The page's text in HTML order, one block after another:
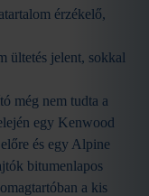
érzékelő,
ültetés jelent, sokkal
még nem tudta a
egy Kenwood
és egy Alpine
bitumenlapos
a kis